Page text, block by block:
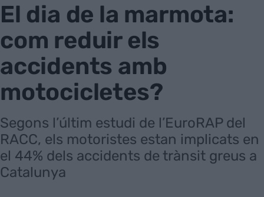
El dia de la marmota:
com reduir els
accidents amb
motocicletes?
Segons l’últim estudi de l’EuroRAP del
RACC, els motoristes estan implicats en
el 44% dels accidents de trànsit greus a
Catalunya